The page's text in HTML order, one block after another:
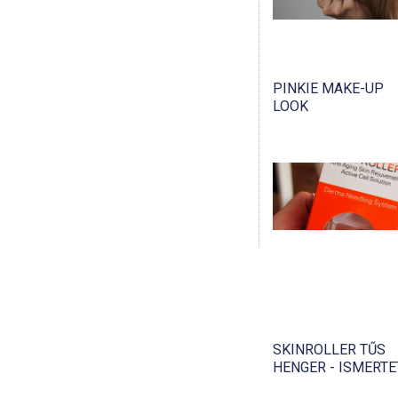
PINKIE MAKE-UP
LOOK
SKINROLLER TŰS
HENGER -